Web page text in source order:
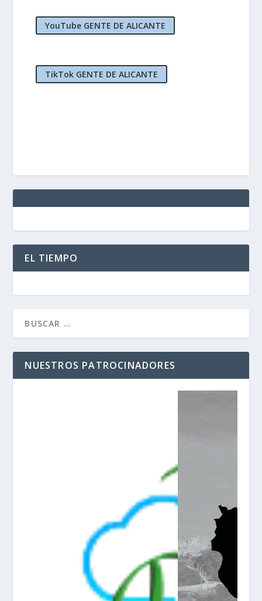
YouTube GENTE DE ALICANTE
TikTok GENTE DE ALICANTE
EL TIEMPO
NUESTROS PATROCINADORES